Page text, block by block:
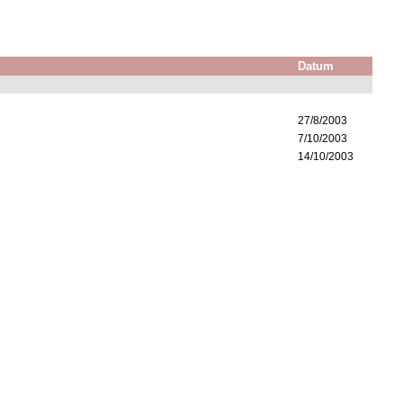
Datum
27/8/2003
7/10/2003
14/10/2003